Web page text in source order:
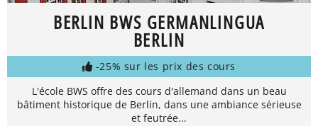
BERLIN BWS GERMANLINGUA
BERLIN
-25% sur les prix des cours
L'école BWS offre des cours d'allemand dans un beau
bâtiment historique de Berlin, dans une ambiance sérieuse
et feutrée...